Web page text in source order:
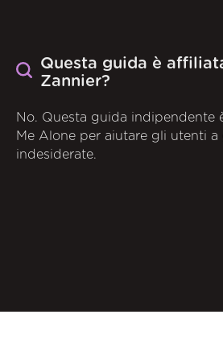
Questa guida è
Zannier?
No. Questa guida indipendente
Me Alone per aiutare gli utenti a
indesiderate.